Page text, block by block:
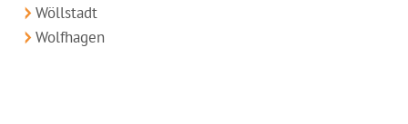
Wöllstadt
Wolfhagen